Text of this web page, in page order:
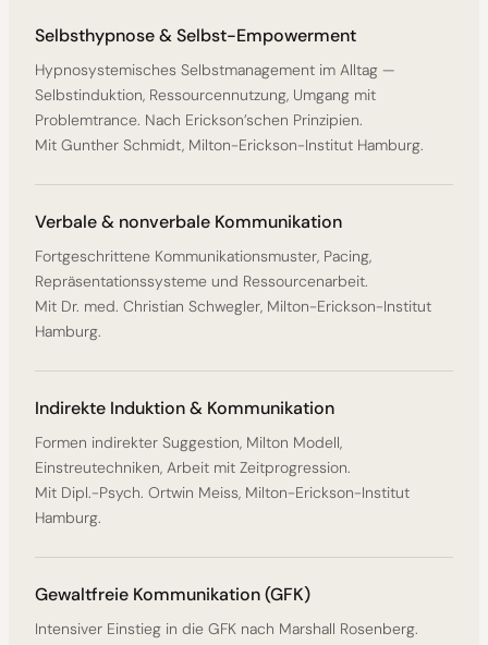
Selbsthypnose & Selbst-Empowerment
Hypnosystemisches Selbstmanagement im Alltag —
Selbstinduktion, Ressourcennutzung, Umgang mit
Problemtrance. Nach Erickson’schen Prinzipien.
Mit Gunther Schmidt, Milton-Erickson-Institut Hamburg.
Verbale & nonverbale Kommunikation
Fortgeschrittene Kommunikationsmuster, Pacing,
Repräsentationssysteme und Ressourcenarbeit.
Mit Dr. med. Christian Schwegler, Milton-Erickson-Institut
Hamburg.
Indirekte Induktion & Kommunikation
Formen indirekter Suggestion, Milton Modell,
Einstreutechniken, Arbeit mit Zeitprogression.
Mit Dipl.-Psych. Ortwin Meiss, Milton-Erickson-Institut
Hamburg.
Gewaltfreie Kommunikation (GFK)
Intensiver Einstieg in die GFK nach Marshall Rosenberg.